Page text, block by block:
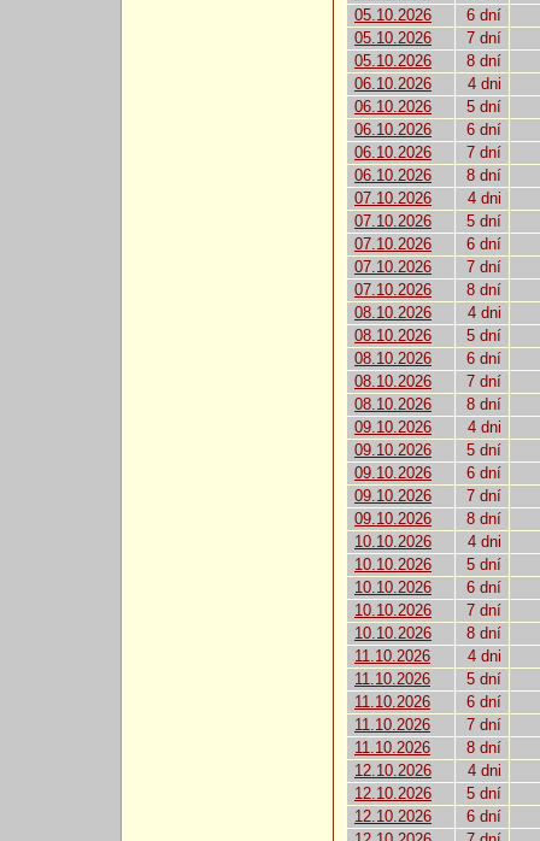
05.10.2026
6 dní
05.10.2026
7 dní
05.10.2026
8 dní
06.10.2026
4 dni
06.10.2026
5 dní
06.10.2026
6 dní
06.10.2026
7 dní
06.10.2026
8 dní
07.10.2026
4 dni
07.10.2026
5 dní
07.10.2026
6 dní
07.10.2026
7 dní
07.10.2026
8 dní
08.10.2026
4 dni
08.10.2026
5 dní
08.10.2026
6 dní
08.10.2026
7 dní
08.10.2026
8 dní
09.10.2026
4 dni
09.10.2026
5 dní
09.10.2026
6 dní
09.10.2026
7 dní
09.10.2026
8 dní
10.10.2026
4 dni
10.10.2026
5 dní
10.10.2026
6 dní
10.10.2026
7 dní
10.10.2026
8 dní
11.10.2026
4 dni
11.10.2026
5 dní
11.10.2026
6 dní
11.10.2026
7 dní
11.10.2026
8 dní
12.10.2026
4 dni
12.10.2026
5 dní
12.10.2026
6 dní